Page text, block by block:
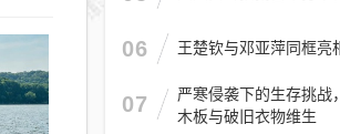
06 王楚钦与邓亚萍同框亮
07
严寒侵袭下的生存挑战
木板与破旧衣物维生